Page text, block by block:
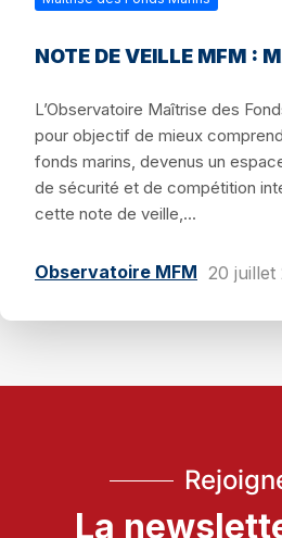
NOTE DE VEILLE MFM :
L’Observatoire Maîtrise des
pour objectif de mieux
fonds marins, devenus un
de sécurité et de compétition
cette note de veille,...
Observatoire MFM 20 juillet
La